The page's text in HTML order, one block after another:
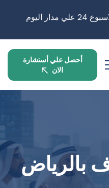
اليوم
أحصل علي أستشارة
الان
بالرياض